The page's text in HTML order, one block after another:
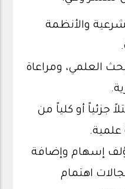
والأنظمة
العلمي، ومراعاة
جزئياً أو كلياً من
إسهام وإضافة
اهتمام